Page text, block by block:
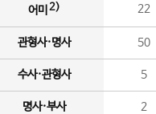
어미 2) 22
관형사·명사 50
수사·관형사 5
명사·부사 2